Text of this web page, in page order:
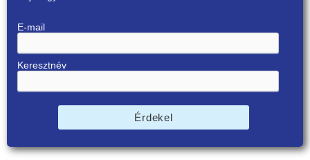
E-mail
Keresztnév
Érdekel